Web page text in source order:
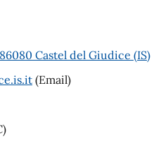
Castel del Giudice (IS)
(Email)